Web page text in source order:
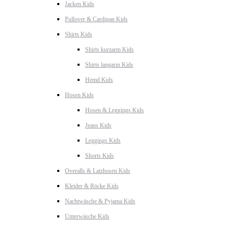
Jacken Kids
Pullover & Cardigan Kids
Shirts Kids
Shirts kurzarm Kids
Shirts langarm Kids
Hemd Kids
Hosen Kids
Hosen & Leggings Kids
Jeans Kids
Leggings Kids
Shorts Kids
Overalls & Latzhosen Kids
Kleider & Röcke Kids
Nachtwäsche & Pyjama Kids
Unterwäsche Kids